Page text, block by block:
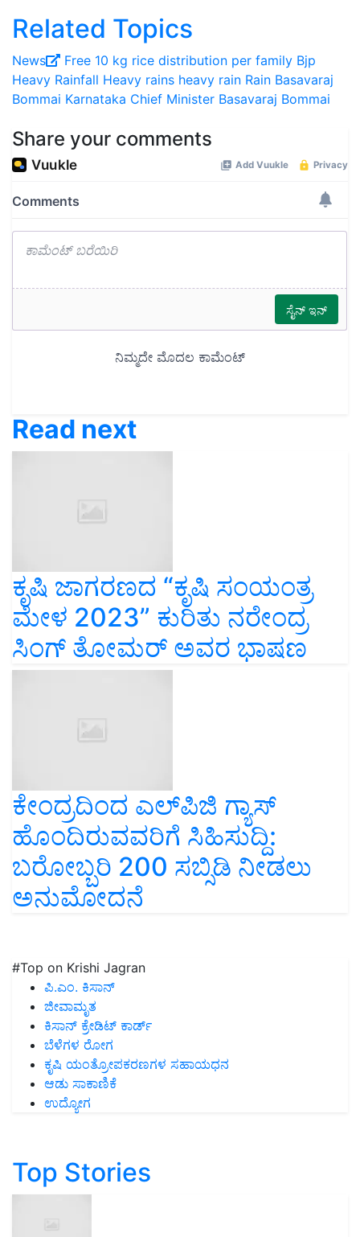
Related Topics
News Free 10 kg rice distribution per family Bjp
Heavy Rainfall Heavy rains heavy rain Rain Basavaraj
Bommai Karnataka Chief Minister Basavaraj Bommai
Share your comments
Read next
ಕೃಷಿ ಜಾಗರಣದ “ಕೃಷಿ ಸಂಯಂತ್ರ
ಮೇಳ 2023” ಕುರಿತು ನರೇಂದ್ರ
ಸಿಂಗ್ ತೋಮರ್ ಅವರ ಭಾಷಣ
ಕೇಂದ್ರದಿಂದ ಎಲ್‌ಪಿಜಿ ಗ್ಯಾಸ್‌
ಹೊಂದಿರುವವರಿಗೆ ಸಿಹಿಸುದ್ದಿ:
ಬರೋಬ್ಬರಿ 200 ಸಬ್ಸಿಡಿ ನೀಡಲು
ಅನುಮೋದನೆ
#Top on Krishi Jagran
ಪಿ.ಎಂ. ಕಿಸಾನ್
ಜೀವಾಮೃತ
ಕಿಸಾನ್ ಕ್ರೇಡಿಟ್ ಕಾರ್ಡ್
ಬೆಳೆಗಳ ರೋಗ
ಕೃಷಿ ಯಂತ್ರೋಪಕರಣಗಳ ಸಹಾಯಧನ
ಆಡು ಸಾಕಾಣಿಕೆ
ಉದ್ಯೋಗ
Top Stories